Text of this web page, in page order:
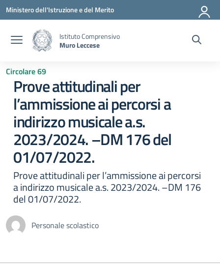
Vai ai contenuti
Vai al menu di navigazione
Vai al footer
Ministero dell'Istruzione e del Merito
Istituto Comprensivo
Muro Leccese
Circolare 69
Prove attitudinali per
l’ammissione ai percorsi a
indirizzo musicale a.s.
2023/2024. –DM 176 del
01/07/2022.
Prove attitudinali per l’ammissione ai percorsi
a indirizzo musicale a.s. 2023/2024. –DM 176
del 01/07/2022.
Personale scolastico